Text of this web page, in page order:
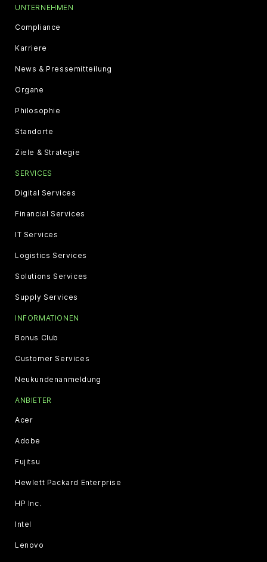
UNTERNEHMEN
Compliance
Karriere
News & Pressemitteilung
Organe
Philosophie
Standorte
Ziele & Strategie
SERVICES
Digital Services
Financial Services
IT Services
Logistics Services
Solutions Services
Supply Services
INFORMATIONEN
Bonus Club
Customer Services
Neukundenanmeldung
ANBIETER
Acer
Adobe
Fujitsu
Hewlett Packard Enterprise
HP Inc.
Intel
Lenovo